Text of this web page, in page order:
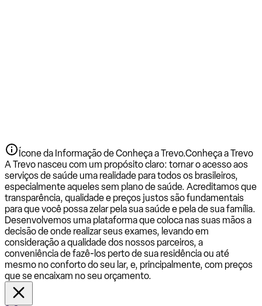
Ícone da Informação de Conheça a Trevo.Conheça a Trevo
A Trevo nasceu com um propósito claro: tornar o acesso aos
serviços de saúde uma realidade para todos os brasileiros,
especialmente aqueles sem plano de saúde. Acreditamos que
transparência, qualidade e preços justos são fundamentais
para que você possa zelar pela sua saúde e pela de sua família.
Desenvolvemos uma plataforma que coloca nas suas mãos a
decisão de onde realizar seus exames, levando em
consideração a qualidade dos nossos parceiros, a
conveniência de fazê-los perto de sua residência ou até
mesmo no conforto do seu lar, e, principalmente, com preços
que se encaixam no seu orçamento.